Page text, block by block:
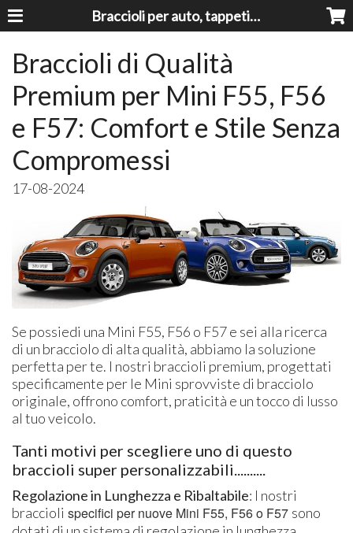
Braccioli per auto, tappeti auto, accessori auto MADE IN ITALY - Armrests, Mittelarmlehnen, Accoundoirs
Braccioli di Qualità
Premium per Mini F55, F56
e F57: Comfort e Stile Senza
Compromessi
17-08-2024
Se possiedi una Mini F55, F56 o F57 e sei alla ricerca
di un bracciolo di alta qualità, abbiamo la soluzione
perfetta per te. I nostri braccioli premium, progettati
specificamente per le Mini sprovviste di bracciolo
originale, offrono comfort, praticità e un tocco di lusso
al tuo veicolo.
Tanti motivi per scegliere uno di questo
braccioli super personalizzabili..........
Regolazione in Lunghezza e Ribaltabile: I nostri
braccioli specifici per nuove Mini F55, F56 o F57 sono